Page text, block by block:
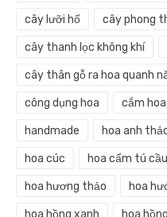
cây lưỡi hổ cây phong
cây thanh lọc không khí
cây thân gỗ ra hoa quanh
công dụng hoa cắm hoa
handmade hoa anh
hoa cúc hoa cẩm tú cầu
hoa hương thảo hoa